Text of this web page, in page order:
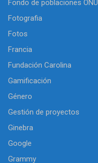
Fondo de poblaciones ONU
Fotografia
Fotos
Francia
Fundación Carolina
Gamificación
Género
Gestión de proyectos
Ginebra
Google
Grammy